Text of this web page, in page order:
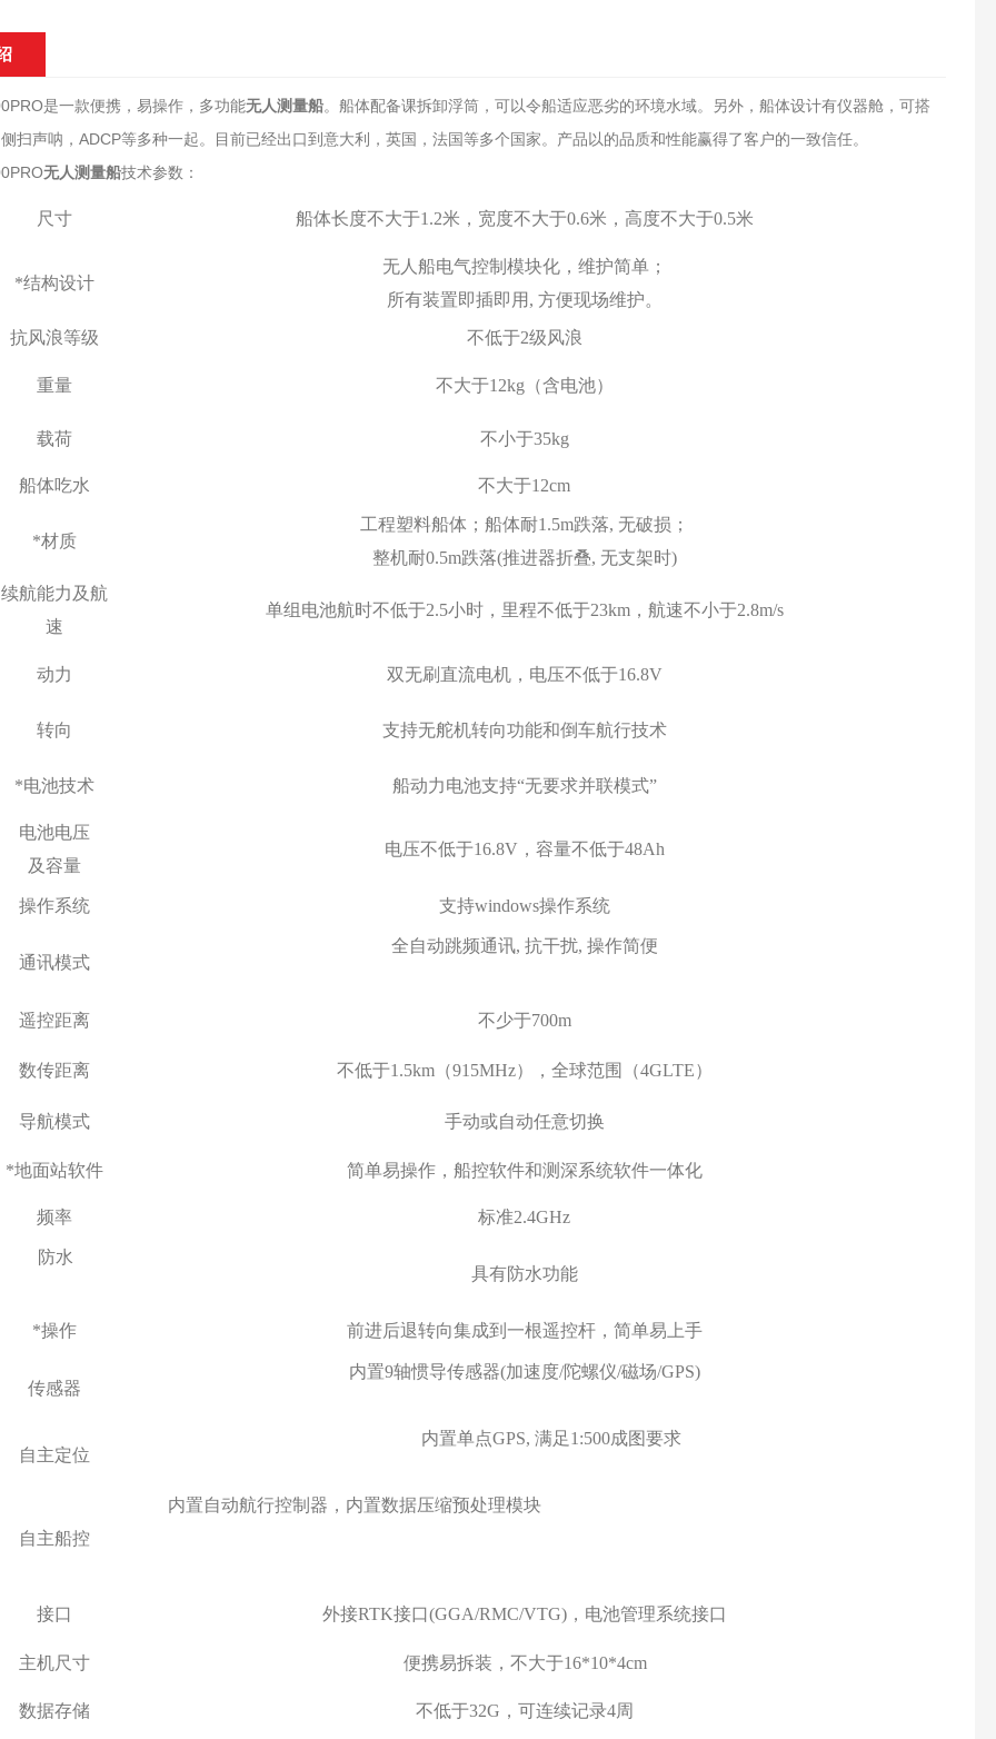
是一款便携，易操作，多功能无人测量船。船体配备课拆卸浮筒，可以令船适应恶劣的环境水域。另外，船体设计有仪器舱，可搭
扫声呐，ADCP等多种一起。目前已经出口到意大利，英国，法国等多个国家。产品以的品质和性能赢得了客户的一致信任。
无人测量船技术参数：
尺寸 船体长度不大于1.2米，宽度不大于0.6米，高度不大于0.5米
*结构设计
无人船电气控制模块化，维护简单；
所有装置即插即用, 方便现场维护。
抗风浪等级 不低于2级风浪
重量 不大于12kg（含电池）
载荷 不小于35kg
船体吃水 不大于1 2cm
*材质
工程塑料船体；船体耐1.5m跌落, 无破损；
整机耐0.5m跌落(推进器折叠, 无支架时)
续航能力及航
速
单组电池航时不低于2.5小时，里程不低于23km，航速不小于2.8m/s
动力 双无刷直流电机，电压不低于16.8V
转向 支持无舵机转向功能和倒车航行技术
*电池技术 船动力电池支持“无要求并联模式”
电池电压
及容量
电压不低于16.8V，容量不低于48Ah
操作系统 支持windows操作系统
通讯模式
全自动跳频通讯, 抗干扰, 操作简便
遥控距离 不少于700m
数传距离 不低于1.5km（915MHz），全球范围（4GLTE）
导航模式 手动或自动任意切换
*地面站软件 简单易操作，船控软件和测深系统软件一体化
频率 标准2.4GHz
防水
具有防水功能
*操作 前进后退转向集成到一根遥控杆，简单易上手
传感器
内置9轴惯导传感器(加速度/陀螺仪/磁场/GPS)
自主定位
内置单点GPS, 满足1:500成图要求
自主船控
内置自动航行控制器，内置数据压缩预处理模块
接口 外接RTK接口(GGA/RMC/VTG)，电池管理系统接口
主机尺寸 便携易拆装，不大于16*10*4cm
数据存储 不低于32G，可连续记录4周